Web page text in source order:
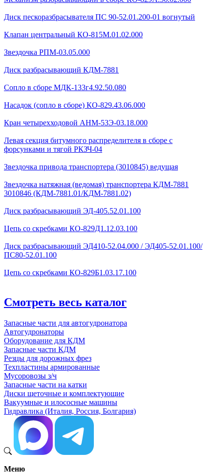
Диск пескоразбрасывателя ПС 90-52.01.200-01 вогнутый
Клапан центральный КО-815М.01.02.000
Звездочка РПМ-03.05.000
Диск разбрасывающий КДМ-7881
Сопло в сборе МДК-133г4.92.50.080
Насадок (сопло в сборе) КО-829.43.06.000
Кран четырехходовой AHМ-53Э-03.18.000
Левая секция битумного распределителя в сборе с
форсунками и тягой РКЗЧ-04
Звездочка привода транспортера (3010845) ведущая
Звездочка натяжная (ведомая) транспортера КДМ-7881
3010846 (КДМ-7881.01/КДМ-7881.02)
Диск разбрасывающий ЭД-405.52.01.100
Цепь со скребками КО-829Д1.12.03.100
Диск разбрасывающий ЭД410-52.04.000 / ЭД405-52.01.100/
ПС80-52.01.100
Цепь со скребками КО-829Б1.03.17.100
Смотреть весь каталог
Запасные части для автогудронатора
Автогудронаторы
Оборудование для КДМ
Запасные части КДМ
Резцы для дорожных фрез
Техпластины армированные
Мусоровозы з/ч
Запасные части на катки
Диски щеточные и комплектующие
Вакуумные и илососные машины
Гидравлика (Италия, Россия, Болгария)
Меню